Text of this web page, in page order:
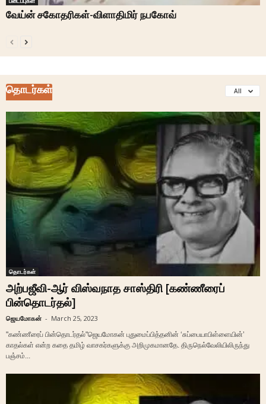
வேய்ன் சகோதரிகள்-விளாதிமிர் நபகோவ்
தொடர்கள் All
தொடர்கள்
அற்பஜீவி-ஆர் விஸ்வநாத சாஸ்திரி [கண்ணீரைப்
பின்தொடர்தல்]
ஜெயமோகன் - March 25, 2023
"கண்ணீரைப் பின்தொடர்தல்"ஜெயமோகன் புதுமைப்பித்தனின் ‘சுப்பையாபிள்ளையின்’
காதல்கள் என்ற கதை தமிழ் வாசகர்களுக்கு அறிமுகமானதே. திருநெல்வேலியிலிருந்து
பஞ்சம்...